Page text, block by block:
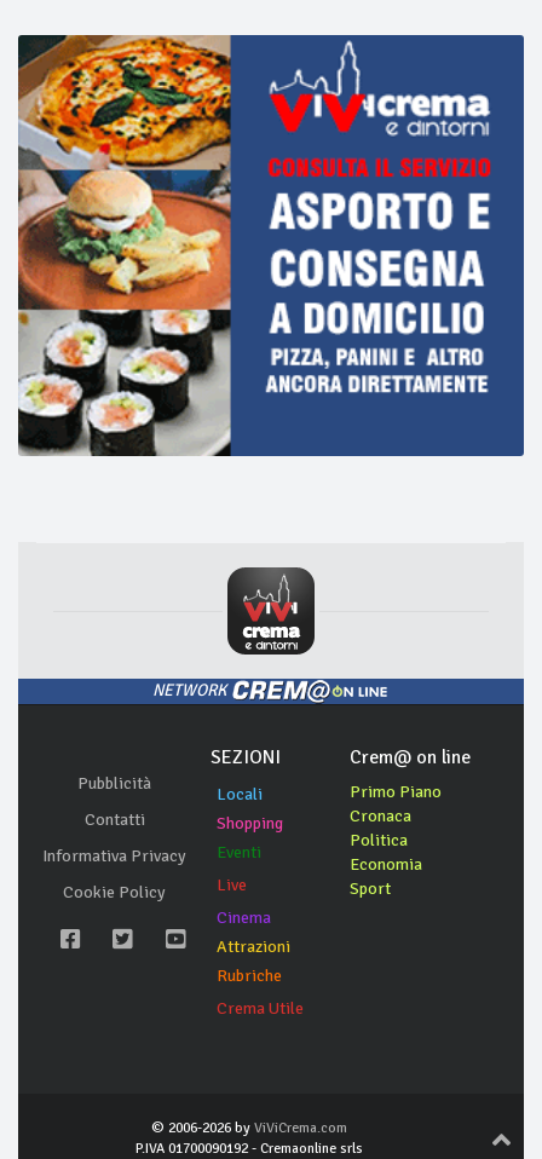
NETWORK
Pubblicità
Contatti
Informativa Privacy
Cookie Policy
SEZIONI
Locali
Shopping
Eventi
Live
Cinema
Attrazioni
Rubriche
Crema Utile
Crem@ on line
Primo Piano
Cronaca
Politica
Economia
Sport
© 2006-2026 by ViViCrema.com
P.IVA 01700090192 - Cremaonline srls